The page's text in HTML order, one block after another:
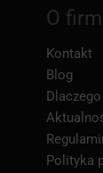
O
Kontakt
Blog
Polityka